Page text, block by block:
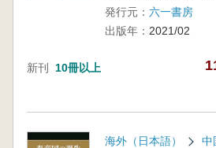
発行元： 六一書房
出版年： 2021/02
新刊 10冊以上
海外（日本語） 中